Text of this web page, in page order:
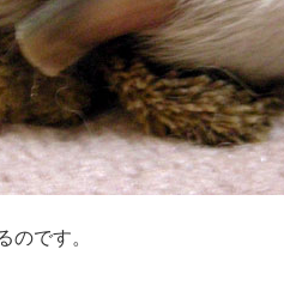
のです。